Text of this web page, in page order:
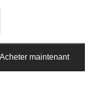
Acheter maintenant